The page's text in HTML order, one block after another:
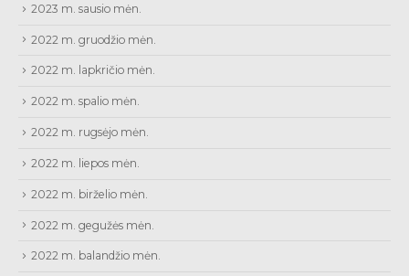
2023 m. sausio mėn.
2022 m. gruodžio mėn.
2022 m. lapkričio mėn.
2022 m. spalio mėn.
2022 m. rugsėjo mėn.
2022 m. liepos mėn.
2022 m. birželio mėn.
2022 m. gegužės mėn.
2022 m. balandžio mėn.